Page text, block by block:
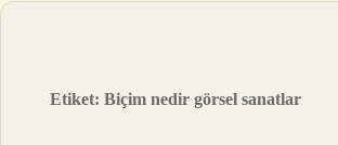
Etiket:Biçim nedir görsel sanatlar